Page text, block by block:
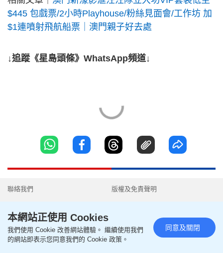
$445 包戲票/2小時Playhouse/粉絲見面會/工作坊 加
$1連噴射飛航船票｜澳門親子好去處
↓追蹤《星島頭條》WhatsApp頻道↓
聯絡我們
隱私政策聲明
使用條款
版權及免責聲明
無障礙網頁
本網站正使用 Cookies
我們使用 Cookie 改善網站體驗。 繼續使用我們
的網站即表示您同意我們的 Cookie 政策。
同意及關閉